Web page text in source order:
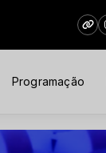
Programação